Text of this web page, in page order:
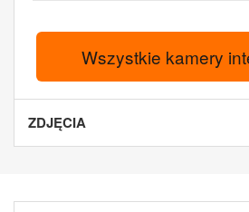
Wszystkie kamery
ZDJĘCIA